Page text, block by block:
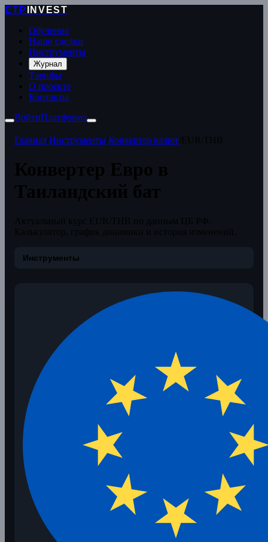
ETP
INVEST
Обучение
Наши сделки
Инструменты
Журнал
Тарифы
О проекте
Контакты
ВойтиПлатформа
Главная Инструменты Конвертер валют
Инструменты